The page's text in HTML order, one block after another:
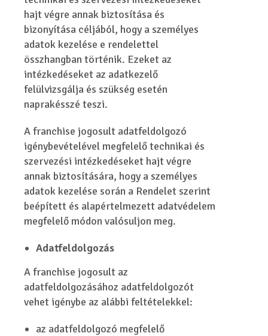
hajt végre annak biztosítása és
bizonyítása céljából, hogy a személyes
adatok kezelése e rendelettel
összhangban történik. Ezeket az
intézkedéseket az adatkezelő
felülvizsgálja és szükség esetén
naprakésszé teszi.
A franchise jogosult adatfeldolgozó
igénybevételével megfelelő technikai és
szervezési intézkedéseket hajt végre
annak biztosítására, hogy a személyes
adatok kezelése során a Rendelet szerint
beépített és alapértelmezett adatvédelem
megfelelő módon valósuljon meg.
Adatfeldolgozás
A franchise jogosult az
adatfeldolgozásához adatfeldolgozót
vehet igénybe az alábbi feltételekkel:
az adatfeldolgozó megfelelő